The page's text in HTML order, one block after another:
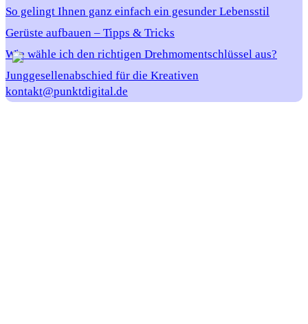
So gelingt Ihnen ganz einfach ein gesunder Lebensstil
Gerüste aufbauen – Tipps & Tricks
Wie wähle ich den richtigen Drehmomentschlüssel aus?
Junggesellenabschied für die Kreativen
kontakt@punktdigital.de